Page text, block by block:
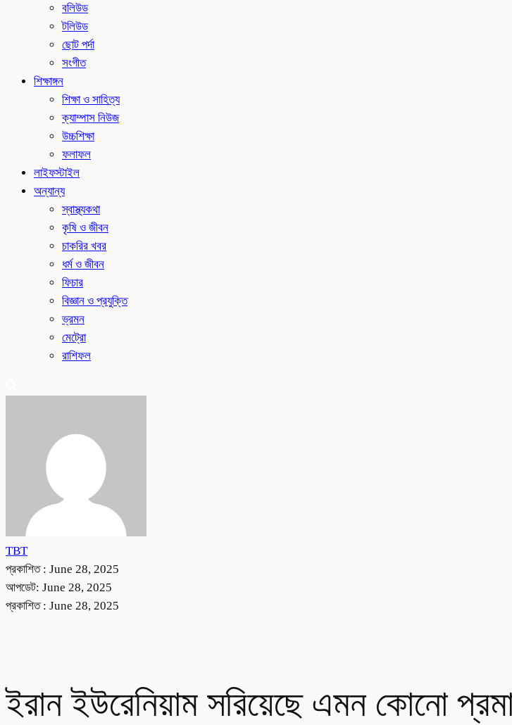
বলিউড
টলিউড
ছোট পর্দা
সংগীত
শিক্ষাঙ্গন
শিক্ষা ও সাহিত্য
ক্যাম্পাস নিউজ
উচ্চশিক্ষা
ফলাফল
লাইফস্টাইল
অন্যান্য
স্বাস্থ্যকথা
কৃষি ও জীবন
চাকরির খবর
ধর্ম ও জীবন
ফিচার
বিজ্ঞান ও প্রযুক্তি
ভ্রমন
মেট্রো
রাশিফল
TBT
প্রকাশিত : June 28, 2025
আপডেট: June 28, 2025
প্রকাশিত : June 28, 2025
ইরান ইউরেনিয়াম সরিয়েছে এমন কোনো